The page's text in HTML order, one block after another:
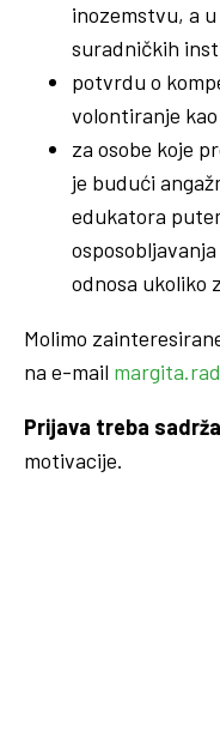
inozemstvu, a
suradničkih
potvrdu o
volontiranje
za osobe koje
je budući
edukatora
odnosa ukoliko
Molimo
na e-mail
Prijava treba
motivacije.